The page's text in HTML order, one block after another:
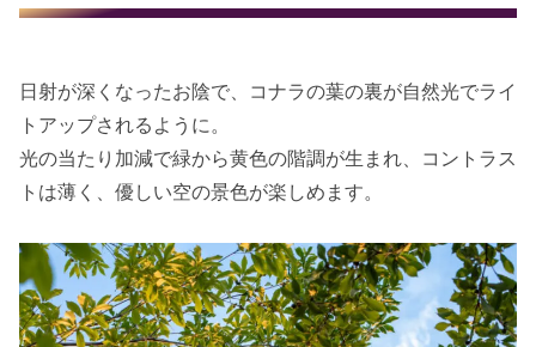
日射が深くなったお陰で、コナラの葉の裏が自然光でライ
トアップされるように。
光の当たり加減で緑から黄色の階調が生まれ、コントラス
トは薄く、優しい空の景色が楽しめます。